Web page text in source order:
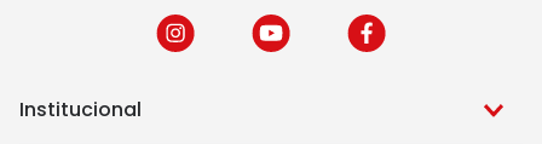
Institucional